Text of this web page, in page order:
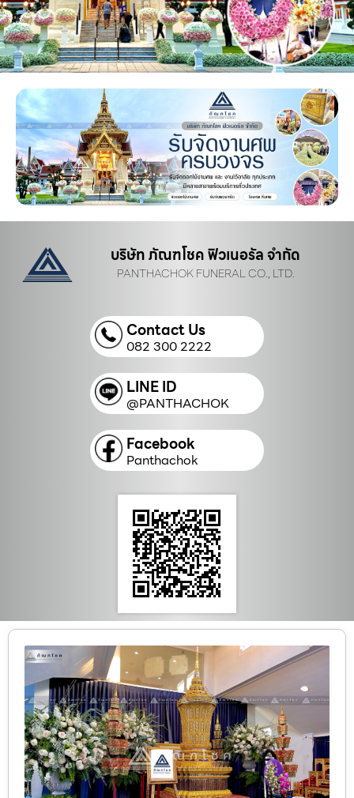
บริษัท ภัณฑโชค ฟิวเนอรัล จำกัด
PANTHACHOK FUNERAL CO., LTD.
Contact Us
082 300 2222
LINE ID
@PANTHACHOK
Facebook
Panthachok